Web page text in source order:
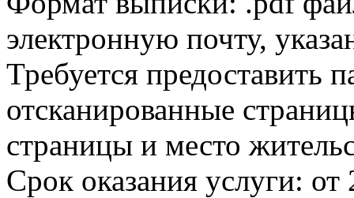
электронную почту,
Требуется предоставить
отсканированные
страницы и место
Срок оказания услуги: от